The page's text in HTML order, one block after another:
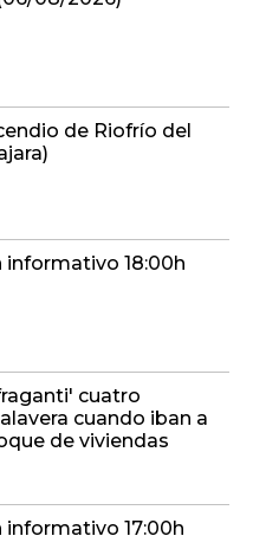
de Riofrío del
18:00h
cuatro
cuando iban a
17:00h